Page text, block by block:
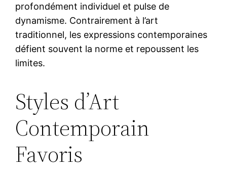
profondément individuel et pulse de
dynamisme. Contrairement à l’art
traditionnel, les expressions contemporaines
défient souvent la norme et repoussent les
limites.
Styles d’Art
Contemporain
Favoris